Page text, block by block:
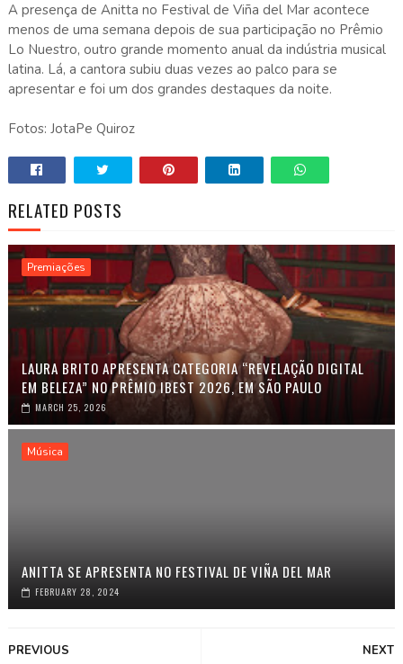
A presença de Anitta no Festival de Viña del Mar acontece
menos de uma semana depois de sua participação no Prêmio
Lo Nuestro, outro grande momento anual da indústria musical
latina. Lá, a cantora subiu duas vezes ao palco para se
apresentar e foi um dos grandes destaques da noite.
Fotos: JotaPe Quiroz
RELATED POSTS
Premiações
LAURA BRITO APRESENTA CATEGORIA “REVELAÇÃO DIGITAL
EM BELEZA” NO PRÊMIO IBEST 2026, EM SÃO PAULO
MARCH 25, 2026
Música
ANITTA SE APRESENTA NO FESTIVAL DE VIÑA DEL MAR
FEBRUARY 28, 2024
NEXT
PREVIOUS